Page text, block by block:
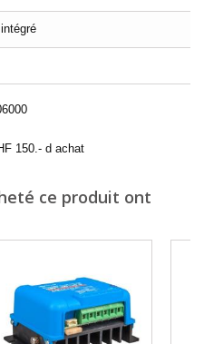
150.- d achat
ce produit ont